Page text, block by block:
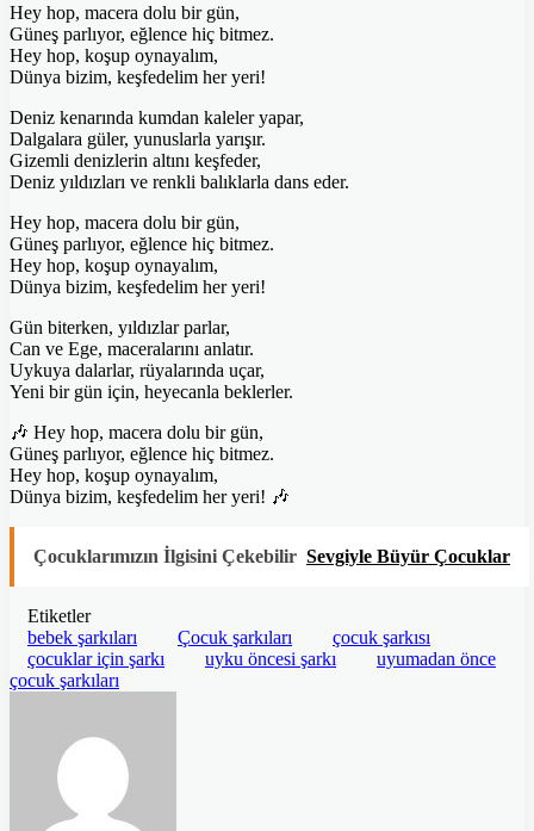
Hey hop, macera dolu bir gün,
Güneş parlıyor, eğlence hiç bitmez.
Hey hop, koşup oynayalım,
Dünya bizim, keşfedelim her yeri!
Deniz kenarında kumdan kaleler yapar,
Dalgalara güler, yunuslarla yarışır.
Gizemli denizlerin altını keşfeder,
Deniz yıldızları ve renkli balıklarla dans eder.
Hey hop, macera dolu bir gün,
Güneş parlıyor, eğlence hiç bitmez.
Hey hop, koşup oynayalım,
Dünya bizim, keşfedelim her yeri!
Gün biterken, yıldızlar parlar,
Can ve Ege, maceralarını anlatır.
Uykuya dalarlar, rüyalarında uçar,
Yeni bir gün için, heyecanla beklerler.
🎶 Hey hop, macera dolu bir gün,
Güneş parlıyor, eğlence hiç bitmez.
Hey hop, koşup oynayalım,
Dünya bizim, keşfedelim her yeri! 🎶
Çocuklarımızın İlgisini Çekebilir Sevgiyle Büyür Çocuklar
Etiketler
bebek şarkıları
Çocuk şarkıları
çocuk şarkısı
çocuklar için şarkı
uyku öncesi şarkı
uyumadan önce
çocuk şarkıları